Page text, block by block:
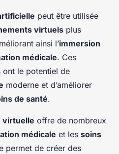
peut être utilisée
virtuels plus
ainsi l’immersion
médicale. Ces
ont le potentiel de
moderne et d’améliorer
de santé.
virtuelle offre de nombreux
médicale et les soins
permet de créer des